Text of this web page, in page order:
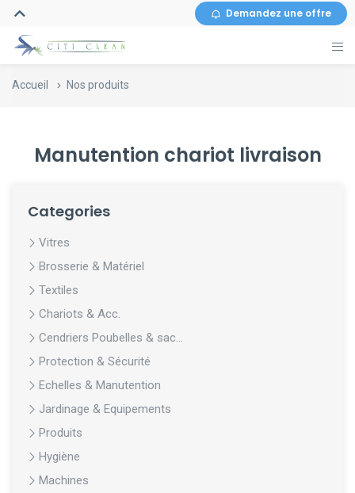
Demandez une offre
Accueil Nos produits
Manutention chariot livraison
Categories
Vitres
Brosserie & Matériel
Textiles
Chariots & Acc.
Cendriers Poubelles & sac...
Protection & Sécurité
Echelles & Manutention
Jardinage & Equipements
Produits
Hygiène
Machines